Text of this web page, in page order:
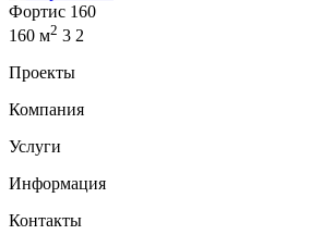
Фортис 160
160 м2 3 2
Проекты
Компания
Услуги
Информация
Контакты